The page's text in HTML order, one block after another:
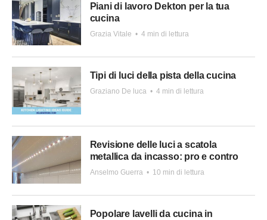
Piani di lavoro Dekton per la tua
cucina
Grazia Vitale • 4 min di lettura
Tipi di luci della pista della cucina
Graziano De luca • 4 min di lettura
Revisione delle luci a scatola
metallica da incasso: pro e contro
Anselmo Guerra • 10 min di lettura
Popolare lavelli da cucina in